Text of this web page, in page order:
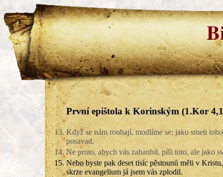
První epištola k Korinským (1.Kor
13. Když se nám rouhají, modlíme se; jako smeti
posavad.
14. Ne proto, abych vás zahanbil, píši toto, ale jako
15. Nebo byste pak deset tisíc pěstounů měli v
skrze evangelium já jsem vás zplodil.